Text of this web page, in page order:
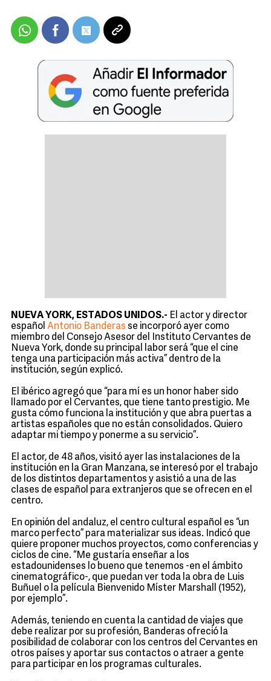
NUEVA YORK, ESTADOS UNIDOS.- El actor y director
español Antonio Banderas se incorporó ayer como
miembro del Consejo Asesor del Instituto Cervantes de
Nueva York, donde su principal labor será “que el cine
tenga una participación más activa” dentro de la
institución, según explicó.
El ibérico agregó que “para mí es un honor haber sido
llamado por el Cervantes, que tiene tanto prestigio. Me
gusta cómo funciona la institución y que abra puertas a
artistas españoles que no están consolidados. Quiero
adaptar mi tiempo y ponerme a su servicio”.
El actor, de 48 años, visitó ayer las instalaciones de la
institución en la Gran Manzana, se interesó por el trabajo
de los distintos departamentos y asistió a una de las
clases de español para extranjeros que se ofrecen en el
centro.
En opinión del andaluz, el centro cultural español es “un
marco perfecto” para materializar sus ideas. Indicó que
quiere proponer muchos proyectos, como conferencias y
ciclos de cine. “Me gustaría enseñar a los
estadounidenses lo bueno que tenemos -en el ámbito
cinematográfico-, que puedan ver toda la obra de Luis
Buñuel o la película Bienvenido Míster Marshall (1952),
por ejemplo”.
Además, teniendo en cuenta la cantidad de viajes que
debe realizar por su profesión, Banderas ofreció la
posibilidad de colaborar con los centros del Cervantes en
otros países y aportar sus contactos o atraer a gente
para participar en los programas culturales.